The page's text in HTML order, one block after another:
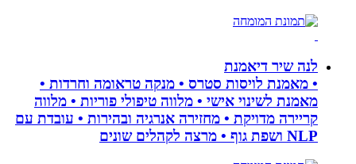
לנה שיר דיאמנת
• מאמנת לויסות סטרס • מנקה טראומה וחרדות •
מאמנת לשינוי אישי • מלווה טיפולי פוריות • מלווה
קריירה מדויקת • מחזירה אנרגיה ובהירות • עובדת עם
NLP ושפת גוף • מרצה לקהלים שונים